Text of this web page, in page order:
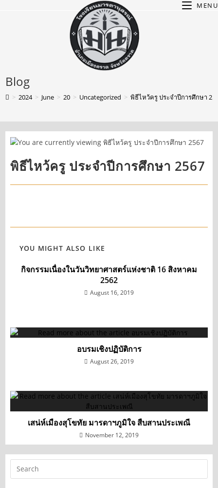
MENU
Blog
> 2024 > June > 20 > Uncategorized > พิธีไหว้ครู ประจำปีการศึกษา
พิธีไหว้ครู ประจำปีการศึกษา 2567
YOU MIGHT ALSO LIKE
กิจกรรมเนื่องในวันวิทยาศาสตร์แห่งชาติ 16 สิงหาคม
2562
August 16, 2019
อบรมเชิงปฏิบัติการ
August 26, 2019
เสน่ห์เมืองสุโขทัย มารดาฯภูมิใจ สืบสานประเพณี
November 12, 2019